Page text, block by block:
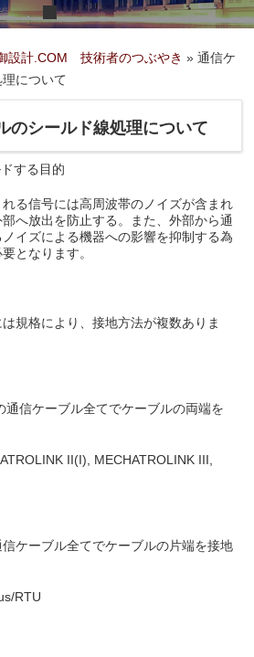
設計.COM 技術者のつぶやき »通信ケ
について
のシールド線処理について
する目的
る信号には高周波帯のノイズが含まれ
へ放出を防止する。また、外部から通
イズによる機器への影響を抑制する為
となります。
規格により、接地方法が複数ありま
信ケーブル全てでケーブルの両端を
II(I), MECHATROLINK III,
ケーブル全てでケーブルの片端を接地
RTU